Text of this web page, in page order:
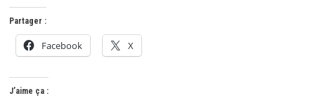
Partager :
Facebook X
J’aime ça :